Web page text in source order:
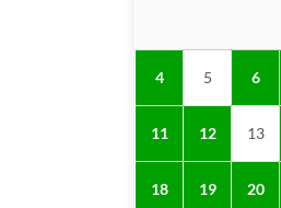
4 5 6
11 12 13
18 19 20